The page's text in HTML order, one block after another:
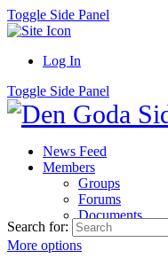
Toggle Side Panel
Log In
Toggle Side Panel
News Feed
Members
Groups
Forums
Documents
More options
Search for: